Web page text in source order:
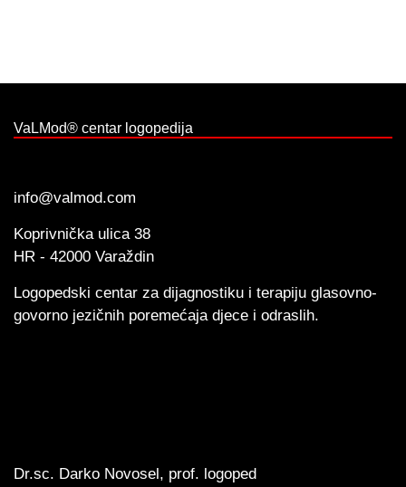
VaLMod® centar logopedija
info@valmod.com
Koprivnička ulica 38
HR - 42000 Varaždin
Logopedski centar za dijagnostiku i terapiju glasovno-
govorno jezičnih poremećaja djece i odraslih.
Dr.sc. Darko Novosel, prof. logoped